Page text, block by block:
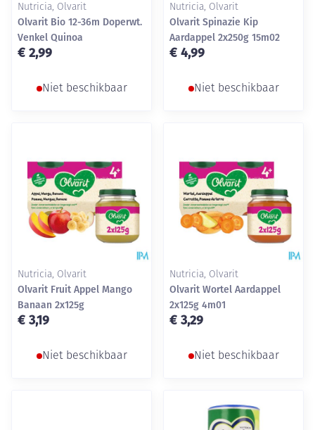
Nutricia, Olvarit
Olvarit Bio 12-36m Doperwt.
Venkel Quinoa
€ 2,99
Niet beschikbaar
Nutricia, Olvarit
Olvarit Spinazie Kip
Aardappel 2x250g 15m02
€ 4,99
Niet beschikbaar
Nutricia, Olvarit
Olvarit Fruit Appel Mango
Banaan 2x125g
€ 3,19
Niet beschikbaar
Nutricia, Olvarit
Olvarit Wortel Aardappel
2x125g 4m01
€ 3,29
Niet beschikbaar